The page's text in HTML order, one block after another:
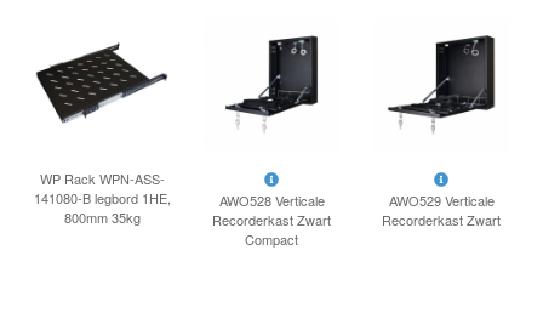
WP Rack WPN-ASS-
141080-B legbord 1HE,
800mm 35kg
AWO528 Verticale
Recorderkast Zwart
Compact
AWO529 Verticale
Recorderkast Zwart